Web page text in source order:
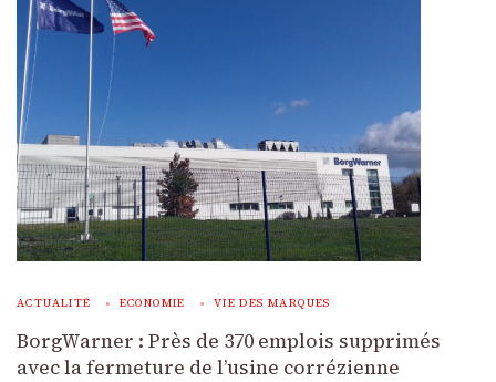
ACTUALITÉ ECONOMIE VIE DES MARQUES
BorgWarner : Près de 370 emplois supprimés
avec la fermeture de l’usine corrézienne